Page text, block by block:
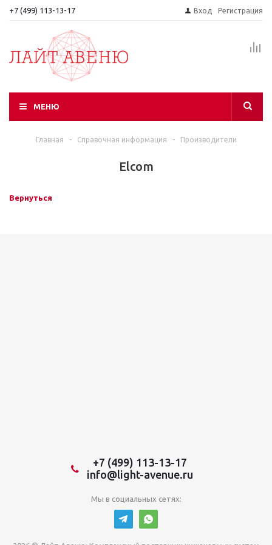
+7 (499) 113-13-17 Вход Регистрация
МЕНЮ
Главная - Справочная информация - Производители
Elcom
Вернуться
+7 (499) 113-13-17
info@light-avenue.ru
Мы в социальных сетях: